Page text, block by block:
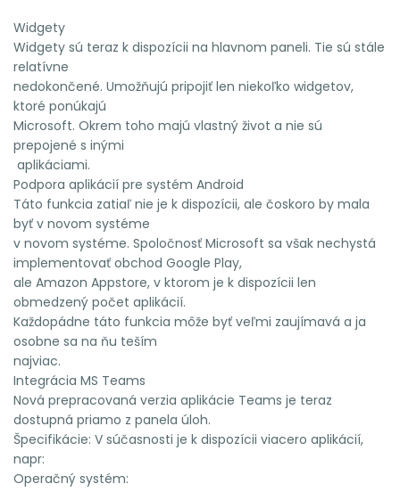
Widgety
Widgety sú teraz k dispozícii na hlavnom paneli. Tie sú stále
relatívne
nedokončené. Umožňujú pripojiť len niekoľko widgetov,
ktoré ponúkajú
Microsoft. Okrem toho majú vlastný život a nie sú
prepojené s inými
aplikáciami.
Podpora aplikácií pre systém Android
Táto funkcia zatiaľ nie je k dispozícii, ale čoskoro by mala
byť v novom systéme
v novom systéme. Spoločnosť Microsoft sa však nechystá
implementovať obchod Google Play,
ale Amazon Appstore, v ktorom je k dispozícii len
obmedzený počet aplikácií.
Každopádne táto funkcia môže byť veľmi zaujímavá a ja
osobne sa na ňu teším
najviac.
Integrácia MS Teams
Nová prepracovaná verzia aplikácie Teams je teraz
dostupná priamo z panela úloh.
Špecifikácie: V súčasnosti je k dispozícii viacero aplikácií,
napr:
Operačný systém: